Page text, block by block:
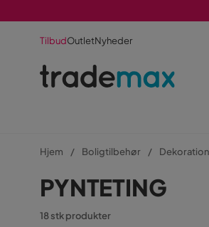
TilbudOutletNyheder
Hjem Boligtilbehør Dekoration
PYNTETING
18 stk produkter